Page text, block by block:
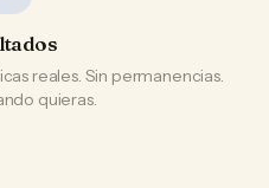
reales. Sin permanencias.
quieras.